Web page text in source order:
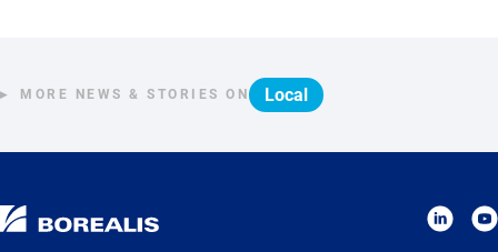
MORE NEWS & STORIES ON Local